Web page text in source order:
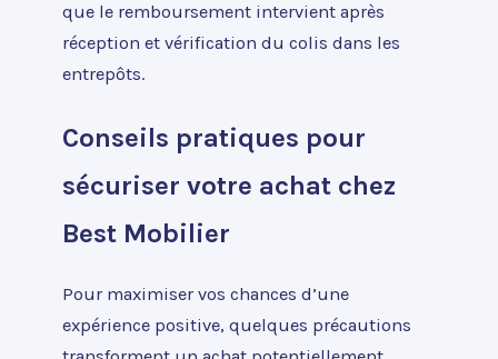
que le remboursement intervient après
réception et vérification du colis dans les
entrepôts.
Conseils pratiques pour
sécuriser votre achat chez
Best Mobilier
Pour maximiser vos chances d’une
expérience positive, quelques précautions